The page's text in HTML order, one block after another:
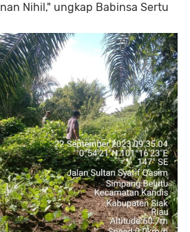
Nihil," ungkap Babinsa Sertu